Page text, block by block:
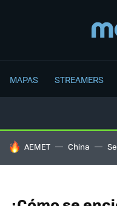
MAPAS STREAMERS
HOY SE HABLA DE
AEMET China